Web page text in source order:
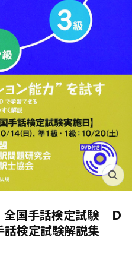
国手話検定試験 Ｄ
検定試験解説集